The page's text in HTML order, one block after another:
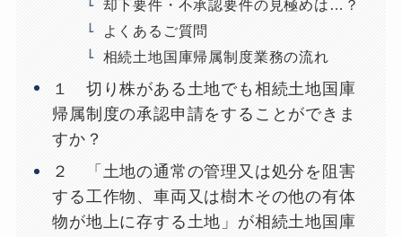
却下要件・不承認要件の見極めは…？
よくあるご質問
相続土地国庫帰属制度業務の流れ
１ 切り株がある土地でも相続土地国庫
帰属制度の承認申請をすることができま
すか？
２ 「土地の通常の管理又は処分を阻害
する工作物、車両又は樹木その他の有体
物が地上に存する土地」が相続土地国庫